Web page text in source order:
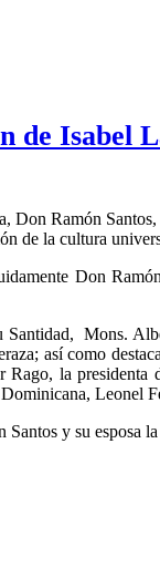
Isabel
Don Ramón
de la cultura
Don
Mons.
así como
la
y su esposa